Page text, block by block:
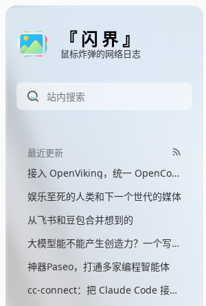
『 闪 界 』
鼠标炸弹的网络日志
最近更新
接入 OpenViking，统一 OpenCode 和 Hermes 的记忆
娱乐至死的人类和下一个世代的媒体
从飞书和豆包合并想到的
大模型能不能产生创造力？一个写了三个月网文的程序员的答案
神器Paseo，打通多家编程智能体
cc-connect：把 Claude Code 接入飞书